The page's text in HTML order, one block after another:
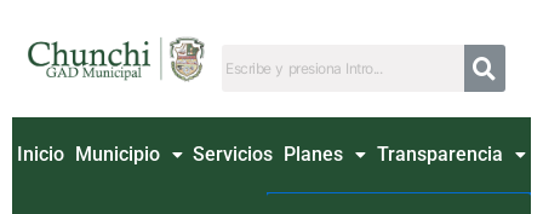
contenido
Inicio Municipio Servicios Planes Transparencia